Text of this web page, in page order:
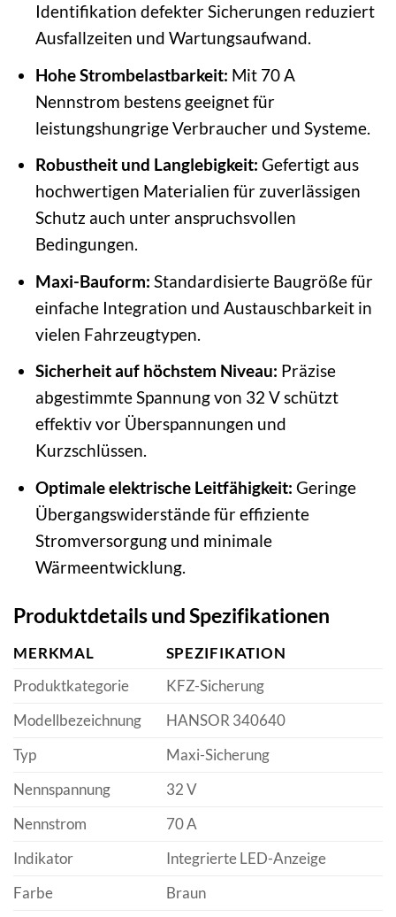
Identifikation defekter Sicherungen reduziert
Ausfallzeiten und Wartungsaufwand.
Hohe Strombelastbarkeit: Mit 70 A
Nennstrom bestens geeignet für
leistungshungrige Verbraucher und Systeme.
Robustheit und Langlebigkeit: Gefertigt aus
hochwertigen Materialien für zuverlässigen
Schutz auch unter anspruchsvollen
Bedingungen.
Maxi-Bauform: Standardisierte Baugröße für
einfache Integration und Austauschbarkeit in
vielen Fahrzeugtypen.
Sicherheit auf höchstem Niveau: Präzise
abgestimmte Spannung von 32 V schützt
effektiv vor Überspannungen und
Kurzschlüssen.
Optimale elektrische Leitfähigkeit: Geringe
Übergangswiderstände für effiziente
Stromversorgung und minimale
Wärmeentwicklung.
Produktdetails und Spezifikationen
MERKMAL
SPEZIFIKATION
Produktkategorie
KFZ-Sicherung
Modellbezeichnung
HANSOR 340640
Typ
Maxi-Sicherung
Nennspannung
32 V
Nennstrom
70 A
Indikator
Integrierte LED-Anzeige
Farbe
Braun